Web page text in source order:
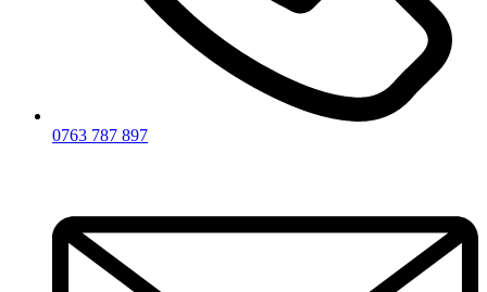
0763 787 897